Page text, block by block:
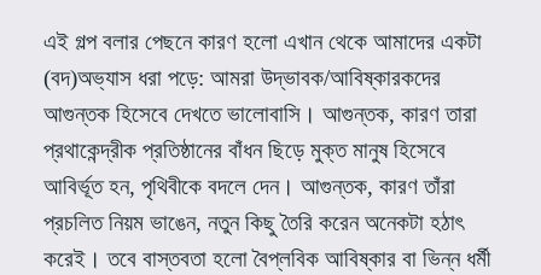
এই গল্প বলার পেছনে কারণ হলো এখান থেকে আমাদের একটা
(বদ)অভ্যাস ধরা পড়ে: আমরা উদ্ভাবক/আবিষ্কারকদের
আগুন্তক হিসেবে দেখতে ভালোবাসি। আগুন্তক, কারণ তারা
প্রথাকেন্দ্রীক প্রতিষ্ঠানের বাঁধন ছিড়ে মুক্ত মানুষ হিসেবে
আবির্ভূত হন, পৃথিবীকে বদলে দেন। আগুন্তক, কারণ তাঁরা
প্রচলিত নিয়ম ভাঙেন, নতুন কিছু তৈরি করেন অনেকটা হঠাৎ
করেই। তবে বাস্তবতা হলো বৈপ্লবিক আবিষ্কার বা ভিন্ন ধর্মী